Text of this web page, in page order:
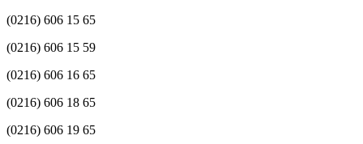
(0216) 606 15 65
(0216) 606 15 59
(0216) 606 16 65
(0216) 606 18 65
(0216) 606 19 65